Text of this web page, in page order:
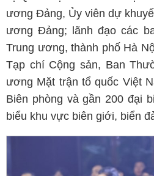
ương Đảng, Ủy viên dự
ương Đảng; lãnh đạo các
Trung ương, thành phố Hà
Tạp chí Cộng sản, Ban
ương Mặt trận tổ quốc Việt
Biên phòng và gần 200 đại
biểu khu vực biên giới, biển